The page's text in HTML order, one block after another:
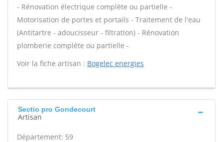
- Rénovation électrique complète ou partielle -
Motorisation de portes et portails - Traitement de l'eau
(Antitartre - adoucisseur - filtration) - Rénovation
plomberie complète ou partielle -
Voir la fiche artisan : Bogelec energies
Sectio pro Gondecourt
Artisan
Département: 59